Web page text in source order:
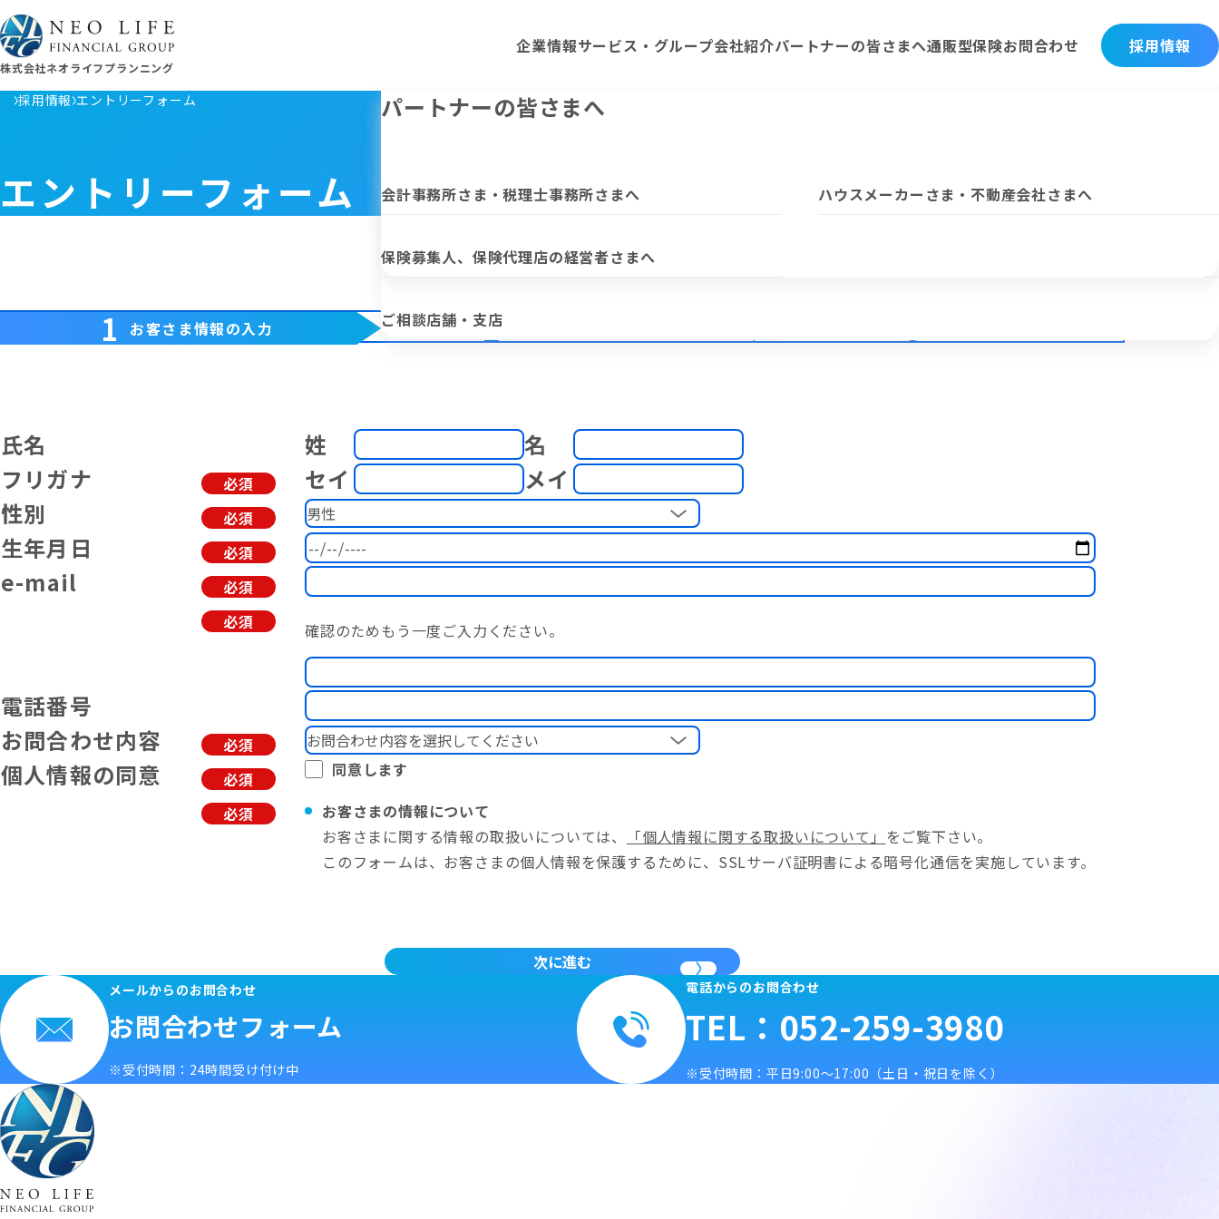
株式会社ネオライフプランニング
企業情報
企業情報
トップメッセージ 企業理念・ビジョン
グループの強み
ご相談店舗・支店
サービス・グループ会社紹介
サービス・グループ会社紹介
個人向けサービス 法人向けサービス
パートナーの皆さまへ
パートナーの皆さまへ
会計事務所さま・税理士事務所さまへ ハウスメーカーさま・不動産会社さまへ
保険募集人、保険代理店の経営者さまへ
通販型保険お問合わせ 採用情報
採用情報 エントリーフォーム
エントリーフォーム
1 お客さま情報の入力 2
氏名
必須
姓
名
フリガナ
必須
セイ
メイ
性別
必須
生年月日
必須
e-mail
必須 確認のためもう一度ご入力ください。
電話番号
必須
お問合わせ内容
必須
個人情報の同意
必須
同意します
お客さまの情報について
お客さまに関する情報の取扱いについては、
「個人情報に関する取扱いについて」 をご覧下さい。
このフォームは、お客さまの個人情報を保護するために、SSLサーバ証明書による暗号化通信を実施しています。
次に進む
メールからのお問合わせ
お問合わせフォーム
※受付時間：24時間受け付け中
電話からのお問合わせ
TEL：052-259-3980
受付時間：平日9:00〜17:00 （土日・祝日を除く）